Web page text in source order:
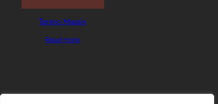
Torero Massiv
Read more